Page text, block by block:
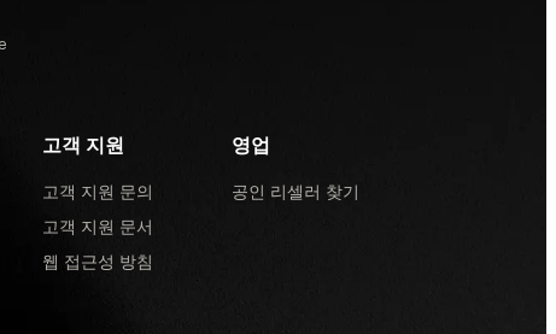
고객 지원
고객 지원 문의
고객 지원 문서
웹 접근성 방침
영업
공인 리셀러 찾기